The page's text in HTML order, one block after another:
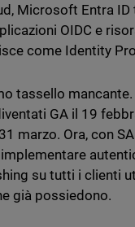
Microsoft Entra
OIDC e
come Identity
tassello mancante.
GA il 19
marzo. Ora, con
su tutti i clienti
già possiedono.